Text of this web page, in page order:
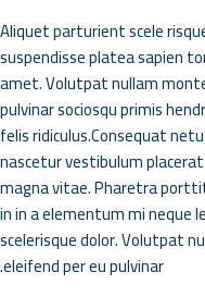
Aliquet parturient scele
suspendisse platea sapien
amet. Volutpat nullam
pulvinar sociosqu primis
felis ridiculus.Consequat
nascetur vestibulum
magna vitae. Pharetra
in in a elementum mi neque
scelerisque dolor. Volutpat
eleifend per eu pulvinar.